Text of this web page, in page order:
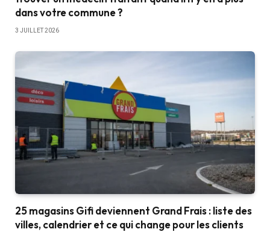
dans votre commune ?
3 JUILLET 2026
25 magasins Gifi deviennent Grand Frais : liste des
villes, calendrier et ce qui change pour les clients